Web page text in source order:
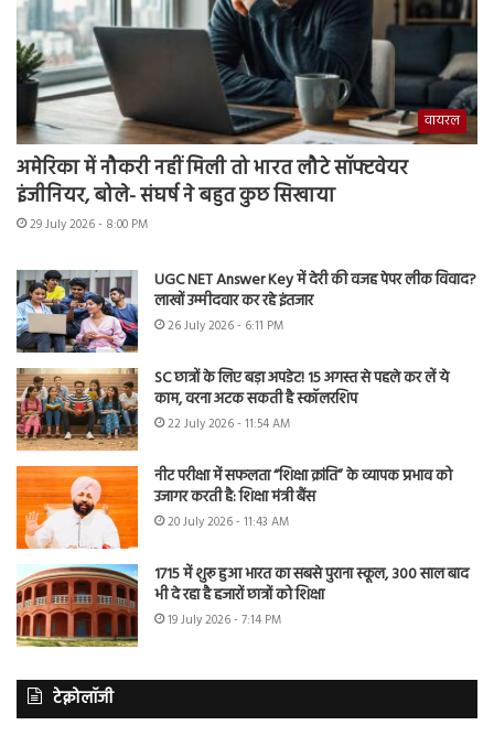
वायरल
अमेरिका में नौकरी नहीं मिली तो भारत लौटे सॉफ्टवेयर
इंजीनियर, बोले- संघर्ष ने बहुत कुछ सिखाया
29 July 2026 - 8:00 PM
UGC NET Answer Key में देरी की वजह पेपर लीक विवाद?
लाखों उम्मीदवार कर रहे इंतजार
26 July 2026 - 6:11 PM
SC छात्रों के लिए बड़ा अपडेट! 15 अगस्त से पहले कर लें ये
काम, वरना अटक सकती है स्कॉलरशिप
22 July 2026 - 11:54 AM
नीट परीक्षा में सफलता “शिक्षा क्रांति” के व्यापक प्रभाव को
उजागर करती है: शिक्षा मंत्री बैंस
20 July 2026 - 11:43 AM
1715 में शुरू हुआ भारत का सबसे पुराना स्कूल, 300 साल बाद
भी दे रहा है हजारों छात्रों को शिक्षा
19 July 2026 - 7:14 PM
टेक्नोलॉजी